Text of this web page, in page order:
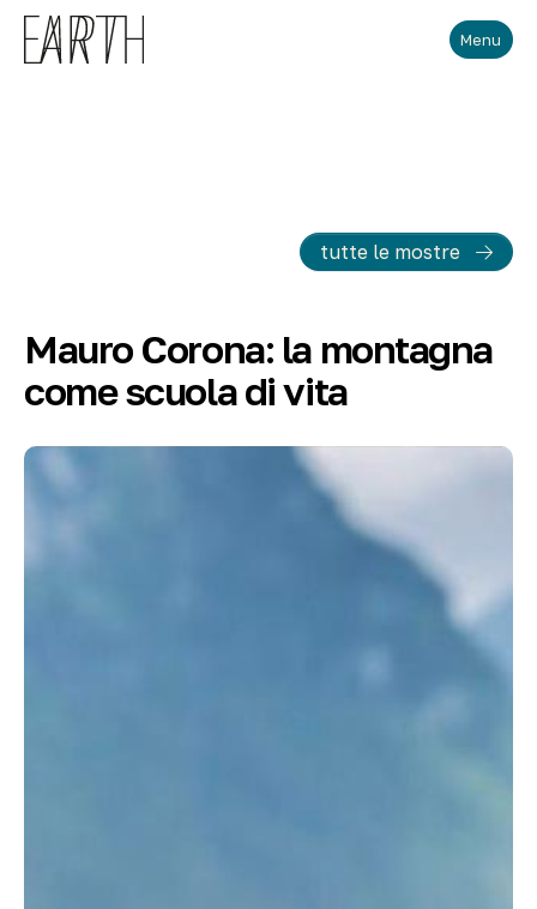
Skip to main content
Menu
Mauro Corona: la montagna
come scuola di vita
tutte le mostre